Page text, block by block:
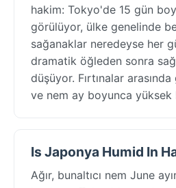
hakim: Tokyo'de 15 gün
görülüyor, ülke genelinde
sağanaklar neredeyse her
dramatik öğleden sonra
düşüyor. Fırtınalar
ve nem ay boyunca yüksek
Is Japonya Humid In
Ağır, bunaltıcı nem June